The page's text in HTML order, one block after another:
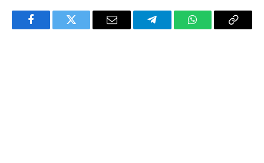
FacebookTwitter Email TelegramWhatsAppCopy